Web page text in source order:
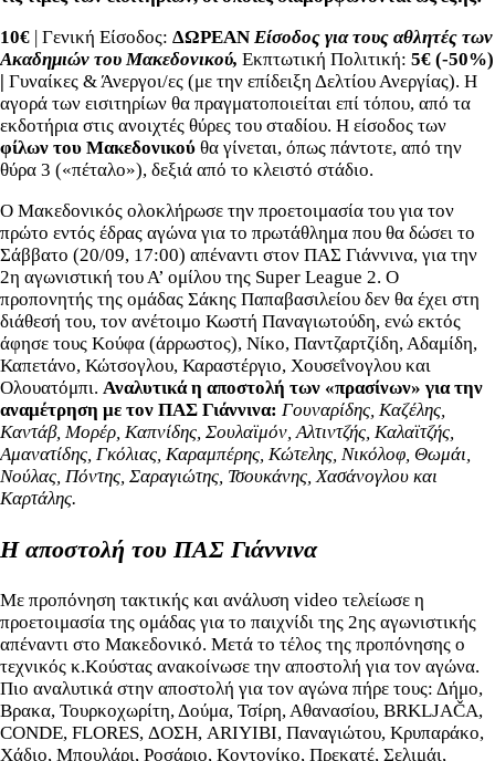
10€ | Γενική Είσοδος: ΔΩΡΕΑΝ Είσοδος για τους αθλητές των
Ακαδημιών του Μακεδονικού, Εκπτωτική Πολιτική: 5€ (-50%)
| Γυναίκες & Άνεργοι/ες (με την επίδειξη Δελτίου Ανεργίας). Η
αγορά των εισιτηρίων θα πραγματοποιείται επί τόπου, από τα
εκδοτήρια στις ανοιχτές θύρες του σταδίου. Η είσοδος των
φίλων του Μακεδονικού θα γίνεται, όπως πάντοτε, από την
θύρα 3 («πέταλο»), δεξιά από το κλειστό στάδιο.
O Μακεδονικός ολοκλήρωσε την προετοιμασία του για τον
πρώτο εντός έδρας αγώνα για το πρωτάθλημα που θα δώσει το
Σάββατο (20/09, 17:00) απέναντι στον ΠΑΣ Γιάννινα, για την
2η αγωνιστική του Α’ ομίλου της Super League 2. Ο
προπονητής της ομάδας Σάκης Παπαβασιλείου δεν θα έχει στη
διάθεσή του, τον ανέτοιμο Κωστή Παναγιωτούδη, ενώ εκτός
άφησε τους Κούφα (άρρωστος), Νίκο, Παντζαρτζίδη, Αδαμίδη,
Καπετάνο, Κώτσογλου, Καραστέργιο, Χουσεΐνογλου και
Ολουατόμπι. Αναλυτικά η αποστολή των «πρασίνων» για την
αναμέτρηση με τον ΠΑΣ Γιάννινα: Γουναρίδης, Καζέλης,
Καντάβ, Μορέρ, Καπνίδης, Σουλαϊμόν, Αλτιντζής, Καλαϊτζής,
Αμανατίδης, Γκόλιας, Καραμπέρης, Κώτελης, Νικόλοφ, Θωμάι,
Νούλας, Πόντης, Σαραγιώτης, Τσουκάνης, Χασάνογλου και
Καρτάλης.
Η αποστολή του ΠΑΣ Γιάννινα
Με προπόνηση τακτικής και ανάλυση video τελείωσε η
προετοιμασία της ομάδας για το παιχνίδι της 2ης αγωνιστικής
απέναντι στο Μακεδονικό. Μετά το τέλος της προπόνησης ο
τεχνικός κ.Κούστας ανακοίνωσε την αποστολή για τον αγώνα.
Πιο αναλυτικά στην αποστολή για τον αγώνα πήρε τους: Δήμο,
Βρακα, Τουρκοχωρίτη, Δούμα, Τσίρη, Αθανασίου, BRKLJAČA,
CONDE, FLORES, ΔΟΣΗ, ARIYIBI, Παναγιώτου, Κρυπαράκο,
Χάδιο, Μπουλάρι, Ροσάριο, Κοντονίκο, Πρεκατέ, Σελιμάι,